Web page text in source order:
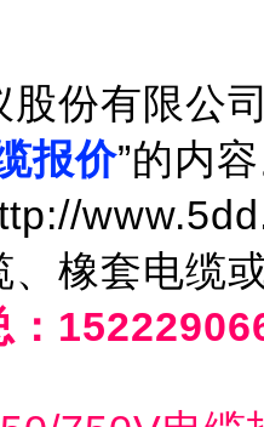
股份有限公
报价”的内
、橡套电缆
：